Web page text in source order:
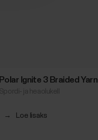
Polar Ignite 3 Braided Yarn
→ Loe lisaks